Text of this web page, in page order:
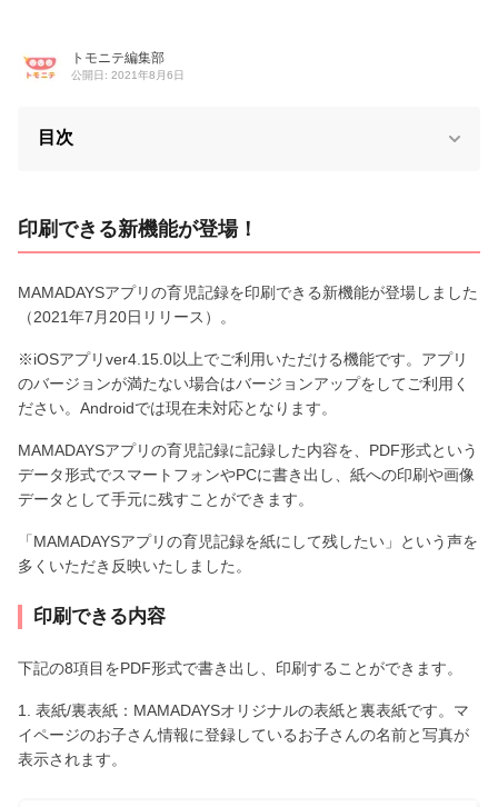
トモニテ編集部
公開日: 2021年8月6日
目次
印刷できる新機能が登場！
MAMADAYSアプリの育児記録を印刷できる新機能が登場しました
（2021年7月20日リリース）。
※iOSアプリver4.15.0以上でご利用いただける機能です。アプリ
のバージョンが満たない場合はバージョンアップをしてご利用く
ださい。Androidでは現在未対応となります。
MAMADAYSアプリの育児記録に記録した内容を、PDF形式という
データ形式でスマートフォンやPCに書き出し、紙への印刷や画像
データとして手元に残すことができます。
「MAMADAYSアプリの育児記録を紙にして残したい」という声を
多くいただき反映いたしました。
印刷できる内容
下記の8項目をPDF形式で書き出し、印刷することができます。
1. 表紙/裏表紙：MAMADAYSオリジナルの表紙と裏表紙です。マ
イページのお子さん情報に登録しているお子さんの名前と写真が
表示されます。